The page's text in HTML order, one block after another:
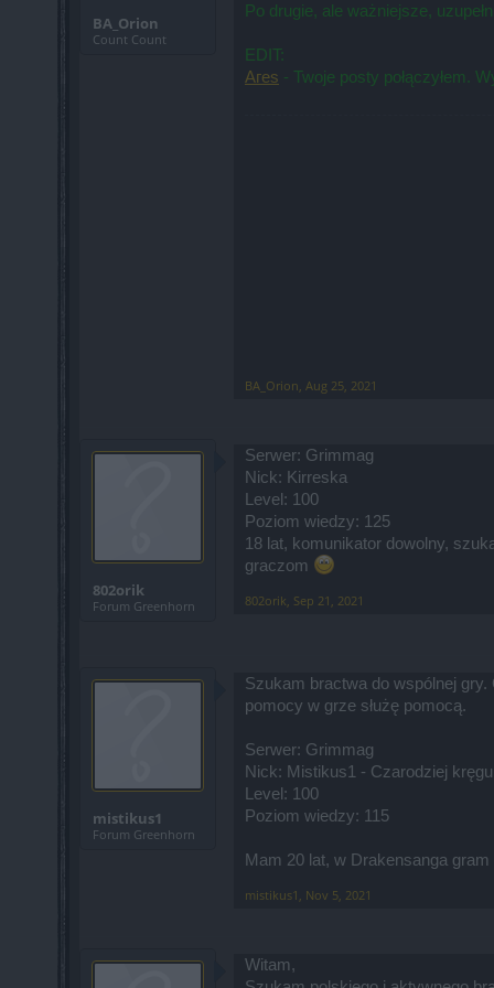
BA_Orion
Count Count
Po drugie, ale ważniejsze,
EDIT:
Агеs - Twoje posty połączyłem.
BA_Orion Aug 25, 2021
802orik
Forum Greenhorn
Serwer: Grimmag
Nick: Kirreska
Level: 100
Poziom wiedzy: 125
18 lat, komunikator dowolny,
graczom
802orik Sep 21, 2021
mistikus1
Forum Greenhorn
Szukam bractwa do wspólnej
pomocy w grze służę pomocą.
Serwer: Grimmag
Nick: Mistikus1 - Czarodziej kręgu
Level: 100
Poziom wiedzy: 115
Mam 20 lat, w Drakensanga
mistikus1 Nov 5, 2021
Witam,